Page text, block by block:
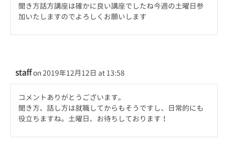
聞き方話方講座は確かに良い講座でしたね今週の土曜日参
加いたしますのでよろしくお願いします
staffon 2019年12月12日 at 13:58
コメントありがとうございます。
聞き方、話し方は就職してからもそうですし、日常的にも
役立ちますね。土曜日、お待ちしております！